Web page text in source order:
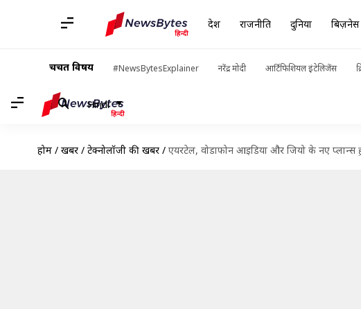
देश राजनीति दुनिया बिज़नेस
चर्चित विषय #NewsBytesExplainer नरेंद्र मोदी आर्टिफिशियल इंटेलिजेंस
Hindi
होम / खबरें / टेक्नोलॉजी की खबरें / एयरटेल, वोडाफोन आइडिया और जियो के नए प्लान्स